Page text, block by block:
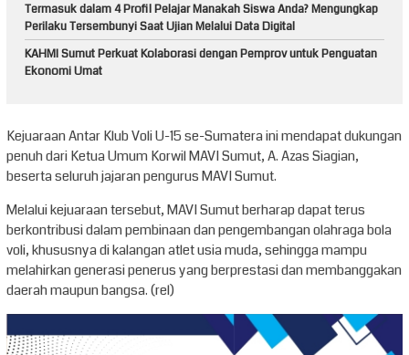
Termasuk dalam 4 Profil Pelajar Manakah Siswa Anda? Mengungkap
Perilaku Tersembunyi Saat Ujian Melalui Data Digital
KAHMI Sumut Perkuat Kolaborasi dengan Pemprov untuk Penguatan
Ekonomi Umat
Kejuaraan Antar Klub Voli U-15 se-Sumatera ini mendapat dukungan
penuh dari Ketua Umum Korwil MAVI Sumut, A. Azas Siagian,
beserta seluruh jajaran pengurus MAVI Sumut.
Melalui kejuaraan tersebut, MAVI Sumut berharap dapat terus
berkontribusi dalam pembinaan dan pengembangan olahraga bola
voli, khususnya di kalangan atlet usia muda, sehingga mampu
melahirkan generasi penerus yang berprestasi dan membanggakan
daerah maupun bangsa. (rel)